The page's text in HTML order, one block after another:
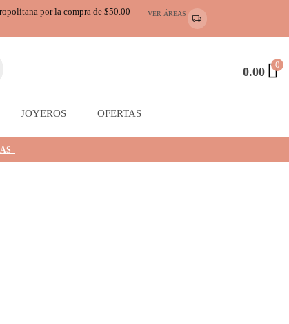
por la compra de $50.00
VER ÁREAS
0.00 0
JOYEROS OFERTAS